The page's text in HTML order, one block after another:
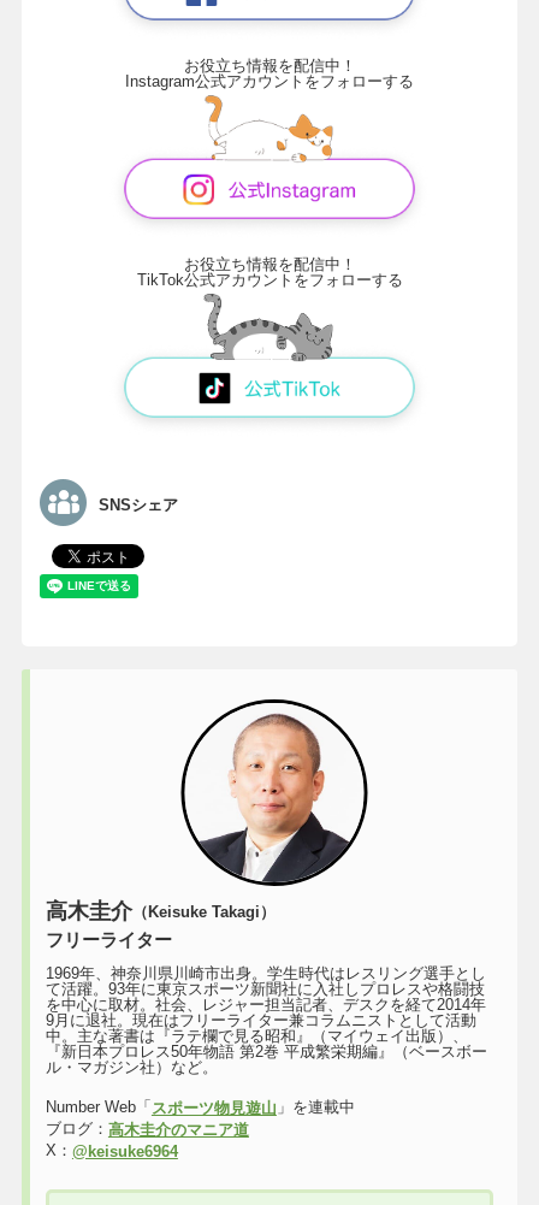
お役立ち情報を配信中！
Instagram公式アカウントをフォローする
お役立ち情報を配信中！
TikTok公式アカウントをフォローする
SNSシェア
高木圭介（Keisuke Takagi）
フリーライター
1969年、神奈川県川崎市出身。学生時代はレスリング選手とし
て活躍。93年に東京スポーツ新聞社に入社しプロレスや格闘技
を中心に取材。社会、レジャー担当記者、デスクを経て2014年
9月に退社。現在はフリーライター兼コラムニストとして活動
中。主な著書は『ラテ欄で見る昭和』（マイウェイ出版）、
『新日本プロレス50年物語 第2巻 平成繁栄期編』（ベースボー
ル・マガジン社）など。
Number Web「 スポーツ物見遊山 」を連載中
ブログ： 高木圭介のマニア道
X： @keisuke6964